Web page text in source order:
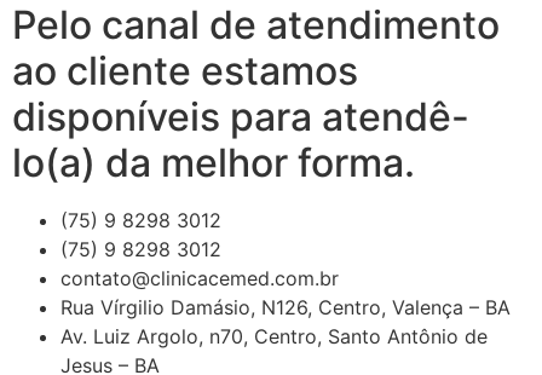
Pelo canal de atendimento
ao cliente estamos
disponíveis para atendê-
lo(a) da melhor forma.
(75) 9 8298 3012
(75) 9 8298 3012
contato@clinicacemed.com.br
Rua Vírgilio Damásio, N126, Centro, Valença – BA
Av. Luiz Argolo, n70, Centro, Santo Antônio de
Jesus – BA